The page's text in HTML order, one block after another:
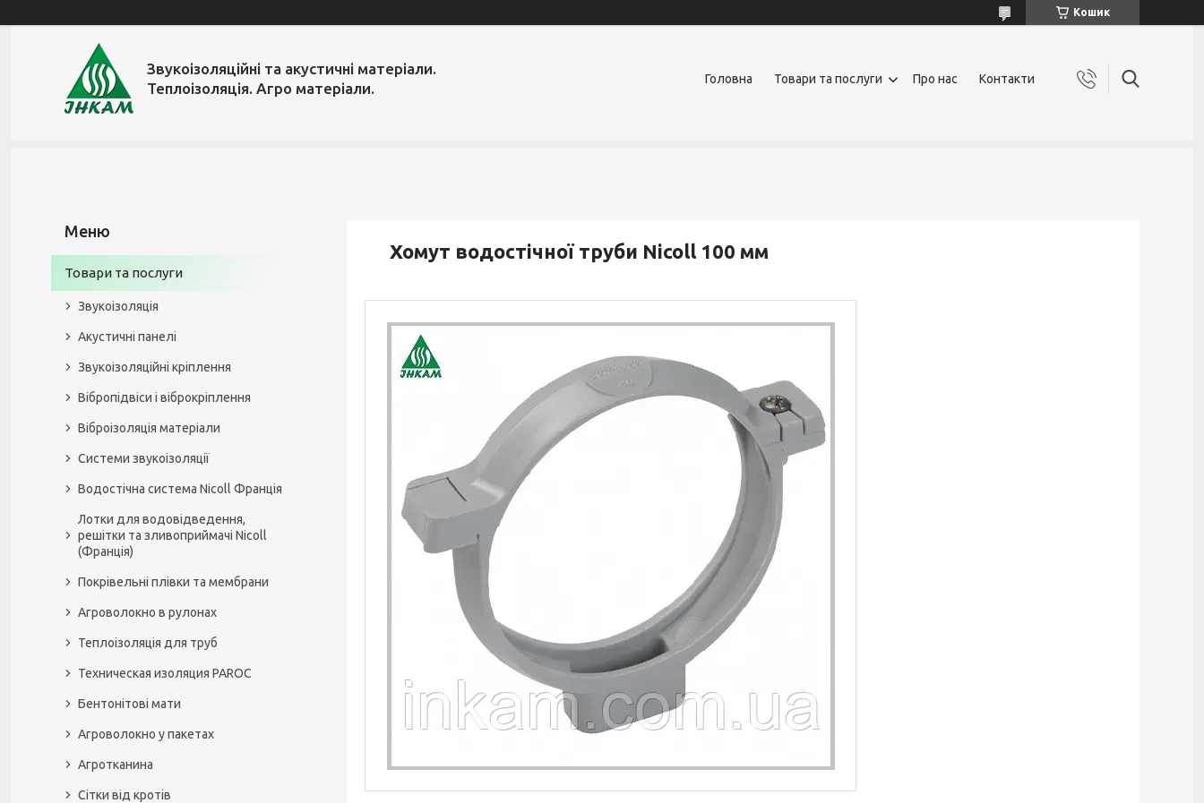
Кошик
Звукоізоляційні та акустичні матеріали.
Теплоізоляція. Агро матеріали.
Головна Товари та послуги Про нас Контакти
Хомут водостічної труби Nicoll 100 мм
Товари та послуги
Звукоізоляція
Акустичні панелі
Звукоізоляційні кріплення
Вібропідвіси і віброкріплення
Віброізоляція матеріали
Системи звукоізоляції
Водостічна система Nicoll Франція
Лотки для водовідведення,
решітки та зливоприймачі Nicoll
(Франція)
Покрівельні плівки та мембрани
Агроволокно в рулонах
Теплоізоляція для труб
Техническая изоляция PAROC
Бентонітові мати
Агроволокно у пакетах
Агротканина
Сітки від кротів